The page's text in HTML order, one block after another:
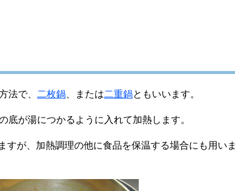
法で、 二枚鍋 、または二重鍋ともいいます。
底が湯につかるように入れて加熱します。
すが、加熱調理の他に食品を保温する場合にも用いま